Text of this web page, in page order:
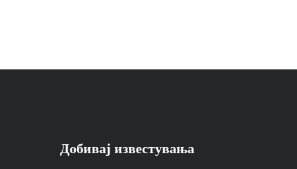
Добивај известувања